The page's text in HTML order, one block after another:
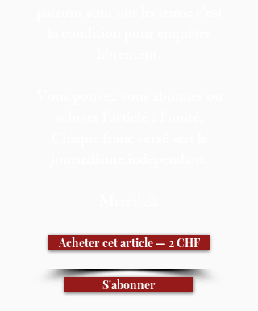
Acheter cet article — 2 CHF
S'abonner